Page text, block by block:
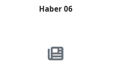
Haber 06